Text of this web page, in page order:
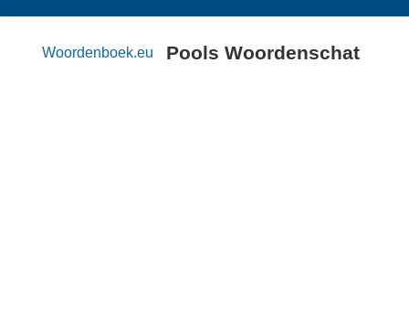
Woordenboek.eu Pools Woordenschat